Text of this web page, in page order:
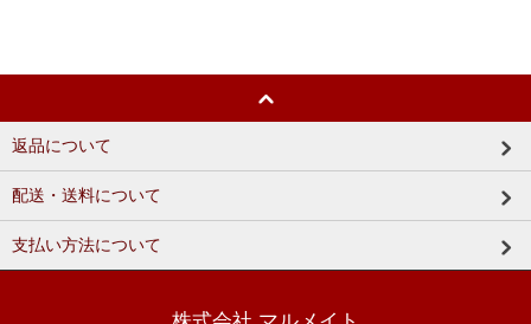
返品について
配送・送料について
支払い方法について